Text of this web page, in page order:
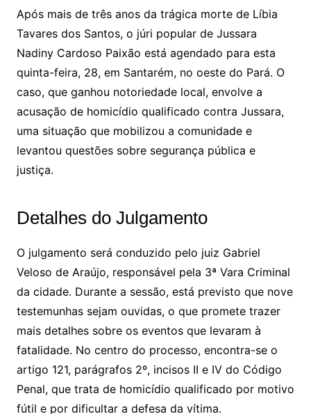
Após mais de três anos da trágica morte de Líbia
Tavares dos Santos, o júri popular de Jussara
Nadiny Cardoso Paixão está agendado para esta
quinta-feira, 28, em Santarém, no oeste do Pará. O
caso, que ganhou notoriedade local, envolve a
acusação de homicídio qualificado contra Jussara,
uma situação que mobilizou a comunidade e
levantou questões sobre segurança pública e
justiça.
Detalhes do Julgamento
O julgamento será conduzido pelo juiz Gabriel
Veloso de Araújo, responsável pela 3ª Vara Criminal
da cidade. Durante a sessão, está previsto que nove
testemunhas sejam ouvidas, o que promete trazer
mais detalhes sobre os eventos que levaram à
fatalidade. No centro do processo, encontra-se o
artigo 121, parágrafos 2º, incisos II e IV do Código
Penal, que trata de homicídio qualificado por motivo
fútil e por dificultar a defesa da vítima.